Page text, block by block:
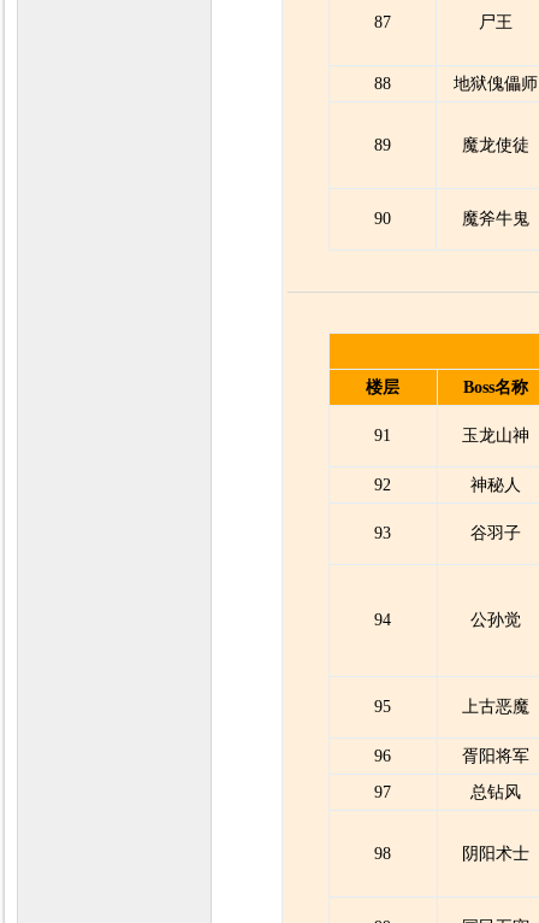
87 尸王
88 地狱傀儡师
89 魔龙使徒
90 魔斧牛鬼
楼层 Boss名称
91 玉龙山神
92 神秘人
93 谷羽子
94 公孙觉
95 上古恶魔
96
胥阳将军
97
总钻风
98 阴阳术士